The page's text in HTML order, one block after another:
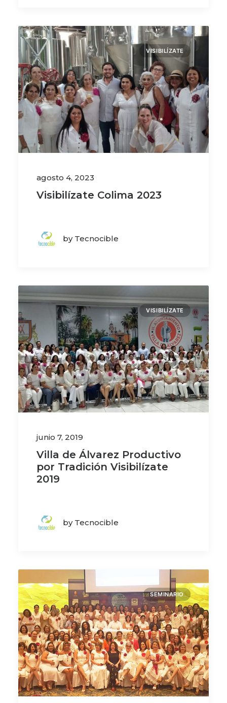
VISIBILÍZATE
agosto 4, 2023
Visibilízate Colima 2023
by Tecnocible
VISIBILÍZATE
junio 7, 2019
Villa de Álvarez Productivo
por Tradición Visibilízate
2019
by Tecnocible
SEMINARIO